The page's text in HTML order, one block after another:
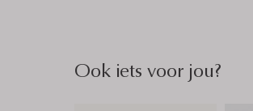
Ook iets voor jou?